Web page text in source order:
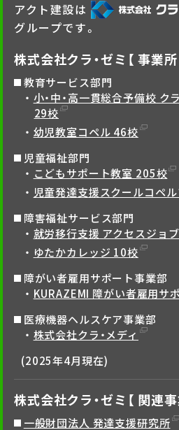
アクト建設は
グループです。
株式会社クラ・ゼミ【 事業所
教育サービス部門
小・中・高一貫総合予備校
29校
幼児教室コペル 46校
児童福祉部門
こどもサポート教室 205校
児童発達支援スクールコペ
障害福祉サービス部門
就労移行支援 アクセスジョ
ゆたかカレッジ 10校
障がい者雇用サポート事業部
KURAZEMI 障がい者雇用サ
医療機器ヘルスケア事業部
株式会社クラ・メディ
(2025年4月現在)
株式会社クラ・ゼミ【 関連事
一般財団法人 発達支援研究所